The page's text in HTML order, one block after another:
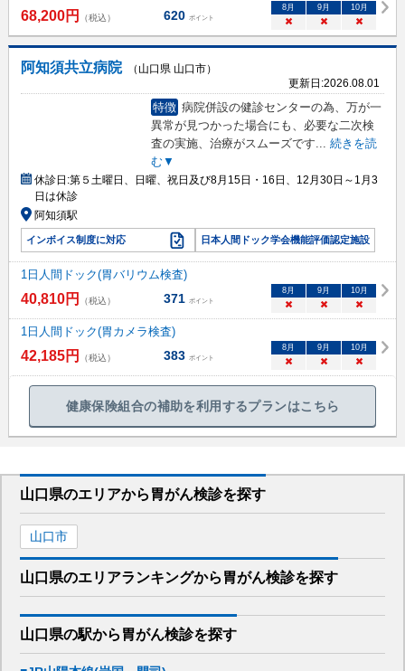
68,200円 （税込） 620 ポイント
8月 9月 10月
× × ×
阿知須共立病院
（山口県 山口市）
更新日:2026.08.01
特徴 病院併設の健診センターの為、万が一
異常が見つかった場合にも、必要な二次検
査の実施、治療がスムーズです... 続きを読
む▼
休診日:第５土曜日、日曜、祝日及び8月15日・16日、12月30日～1月3
日は休診
阿知須駅
インボイス制度に対応 日本人間ドック学会機能評価認定施設
1日人間ドック(胃バリウム検査)
40,810円 （税込） 371 ポイント
8月 9月 10月
× × ×
1日人間ドック(胃カメラ検査)
42,185円 （税込） 383 ポイント
8月 9月 10月
× × ×
健康保険組合の補助を利用するプランはこちら
山口県のエリアから 胃がん検診を探す
山口市
山口県のエリアランキングから 胃がん検診を探す
山口県の駅から 胃がん検診を探す